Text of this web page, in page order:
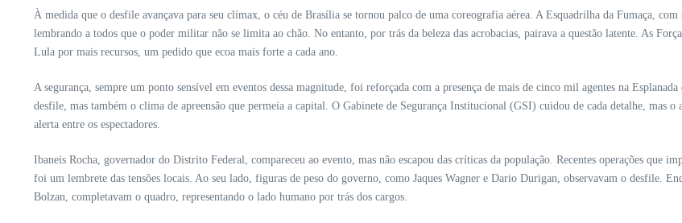
À medida que o desfile avançava para seu clímax, o céu de Brasília se tornou palco de uma coreografia aérea. A Esquadrilha da Fumaça,
lembrando a todos que o poder militar não se limita ao chão. No entanto, por trás da beleza das acrobacias, pairava a questão latente. As
Lula por mais recursos, um pedido que ecoa mais forte a cada ano.
A segurança, sempre um ponto sensível em eventos dessa magnitude, foi reforçada com a presença de mais de cinco mil agentes na
desfile, mas também o clima de apreensão que permeia a capital. O Gabinete de Segurança Institucional (GSI) cuidou de cada detalhe, mas o
alerta entre os espectadores.
Ibaneis Rocha, governador do Distrito Federal, compareceu ao evento, mas não escapou das críticas da população. Recentes operações que
foi um lembrete das tensões locais. Ao seu lado, figuras de peso do governo, como Jaques Wagner e Dario Durigan, observavam o desfile.
Bolzan, completavam o quadro, representando o lado humano por trás dos cargos.